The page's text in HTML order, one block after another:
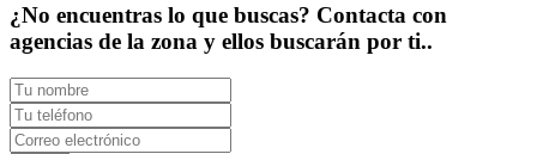
¿No encuentras lo que buscas? Contacta con
agencias de la zona y ellos buscarán por ti..